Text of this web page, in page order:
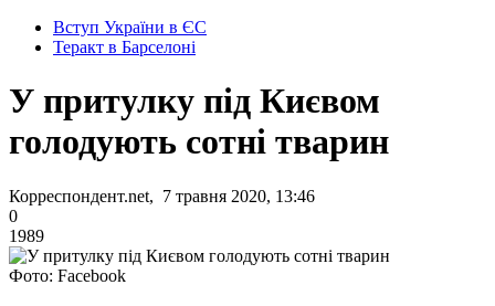
Вступ України в ЄС
Теракт в Барселоні
У притулку під Києвом
голодують сотні тварин
Корреспондент.net, 7 травня 2020, 13:46
0
1989
Фото: Facebook